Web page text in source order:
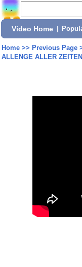
Video Home
Home>> Previous Page
ALLENGE ALLER